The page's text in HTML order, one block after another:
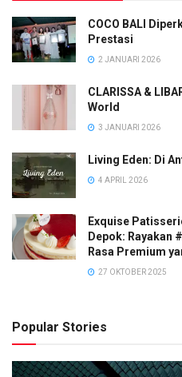
COCO BALI
Prestasi
2 JANUARI 2026
CLARISSA &
World
3 JANUARI 2026
Living Eden: Di
4 APRIL 2026
Exquise
Depok: Rayakan
Rasa Premium
27 OKTOBER 2025
Popular Stories